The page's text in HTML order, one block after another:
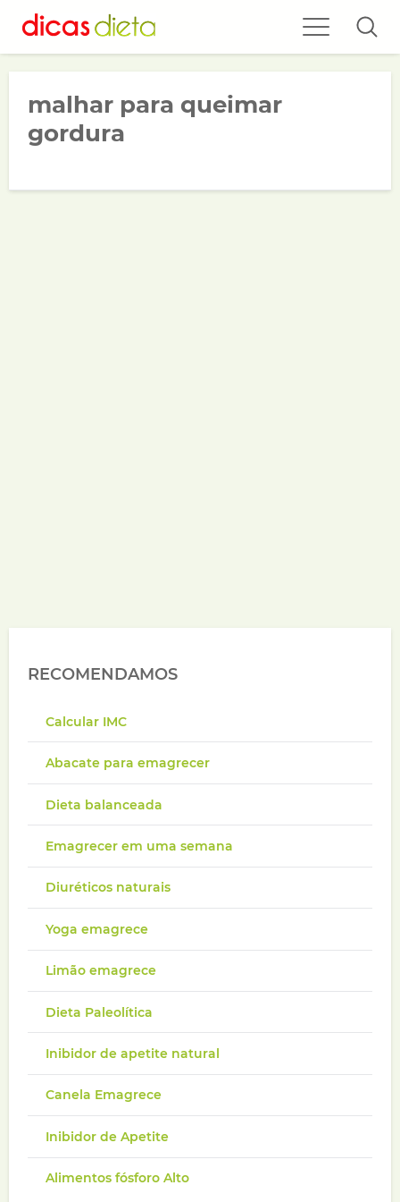
malhar para queimar
gordura
RECOMENDAMOS
Calcular IMC
Abacate para emagrecer
Dieta balanceada
Emagrecer em uma semana
Diuréticos naturais
Yoga emagrece
Limão emagrece
Dieta Paleolítica
Inibidor de apetite natural
Canela Emagrece
Inibidor de Apetite
Alimentos fósforo Alto